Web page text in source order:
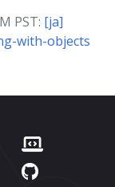
PST: [ja]
with-objects